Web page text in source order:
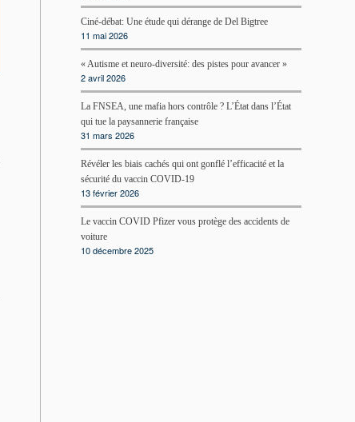
Ciné-débat: Une étude qui dérange de Del Bigtree
11 mai 2026
« Autisme et neuro-diversité: des pistes pour avancer »
2 avril 2026
La FNSEA, une mafia hors contrôle ? L’État dans l’État
qui tue la paysannerie française
31 mars 2026
Révéler les biais cachés qui ont gonflé l’efficacité et la
sécurité du vaccin COVID-19
13 février 2026
Le vaccin COVID Pfizer vous protège des accidents de
voiture
10 décembre 2025